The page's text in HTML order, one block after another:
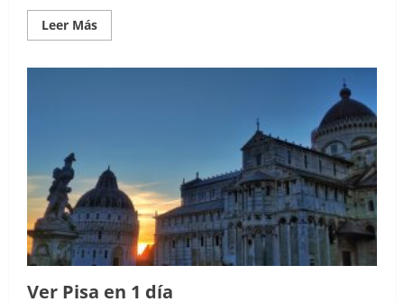
Leer MásRead
more
Ver Pisa en 1 día